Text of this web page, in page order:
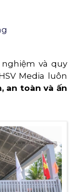
và quy
Media luôn
an toàn và ấn